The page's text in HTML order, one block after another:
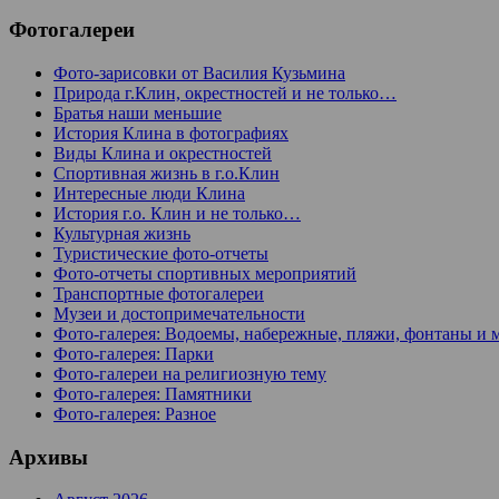
Фотогалереи
Фото-зарисовки от Василия Кузьмина
Природа г.Клин, окрестностей и не только…
Братья наши меньшие
История Клина в фотографиях
Виды Клина и окрестностей
Спортивная жизнь в г.о.Клин
Интересные люди Клина
История г.о. Клин и не только…
Культурная жизнь
Туристические фото-отчеты
Фото-отчеты спортивных мероприятий
Транспортные фотогалереи
Музеи и достопримечательности
Фото-галерея: Водоемы, набережные, пляжи, фонтаны и
Фото-галерея: Парки
Фото-галереи на религиозную тему
Фото-галерея: Памятники
Фото-галерея: Разное
Архивы